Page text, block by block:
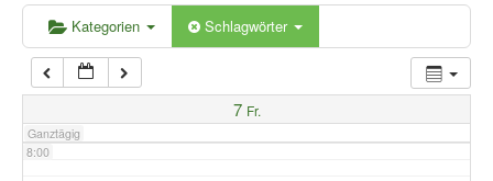
Kategorien Schlagwörter
7 Fr.
Ganztägig
6:00
7:00
8:00